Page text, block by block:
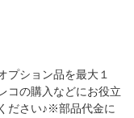
プション品を最大１
コの購入などにお役立
ださい♪※部品代金に